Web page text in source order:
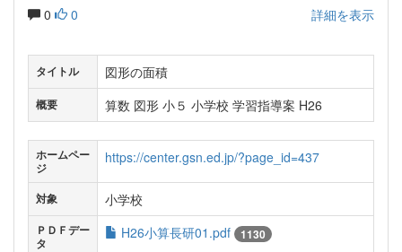
0 0 詳細を表示
タイトル 図形の面積
概要 算数 図形 小５ 小学校 学習指導案 H26
ホームペー
ジ
https://center.gsn.ed.jp/?page_id=437
対象 小学校
ＰＤＦデー
タ
H26小算長研01.pdf 1130